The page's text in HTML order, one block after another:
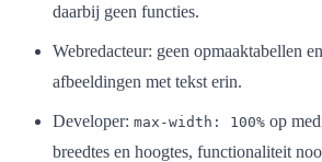
daarbij geen functies.
Webredacteur: geen opmaaktabellen
afbeeldingen met tekst erin.
Developer: max-width: 100% op
breedtes en hoogtes, functionaliteit